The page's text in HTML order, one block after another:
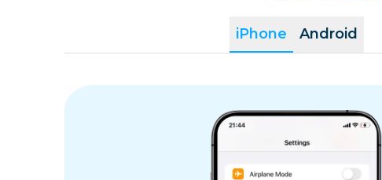
iPhone Android